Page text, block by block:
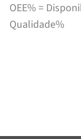
OEE% =
Qualidade%